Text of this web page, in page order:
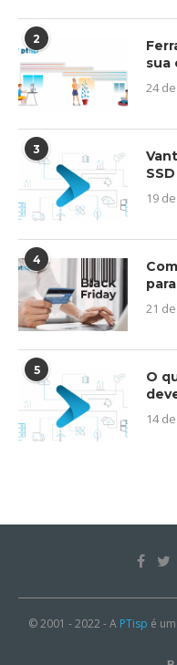
2
sua
24
3
19
4
21
5
O
14
© 2001 - 2022 - A PTisp é